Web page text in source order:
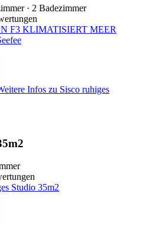
· 2 Badezimmer
F3 KLIMATISIERT MEER
Infos zu Sisco ruhiges
Studio 35m2